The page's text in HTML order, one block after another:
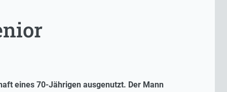
eines 70-Jährigen ausgenutzt. Der Mann